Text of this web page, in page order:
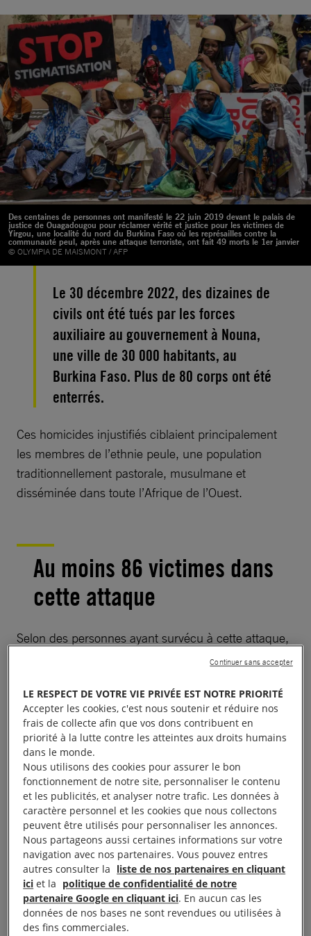
Des centaines de personnes ont manifesté le 22 juin 2019 devant le palais de
justice de Ouagadougou pour réclamer vérité et justice pour les victimes de
Yirgou, une localité du nord du Burkina Faso où les représailles contre la
communauté peul, après une attaque terroriste, ont fait 49 morts le 1er janvier
© OLYMPIA DE MAISMONT / AFP
Le 30 décembre 2022, des dizaines de
civils ont été tués par les forces
auxiliaire au gouvernement à Nouna,
une ville de 30 000 habitants, au
Burkina Faso. Plus de 80 corps ont été
enterrés.
Ces homicides injustifiés ciblaient principalement
les membres de l’ethnie peule, une population
traditionnellement pastorale, musulmane et
disséminée dans toute l’Afrique de l’Ouest.
Au moins 86 victimes dans
cette attaque
Selon des personnes ayant survécu à cette attaque,
ce sont des membres locaux d’une confrérie de
et agissant comme une milice auxiliaire, qui sont
allés de maison en maison,ouvrant le feu sur des
personnes incapables de s’échapper.
Les homicides commis à Nouna ont fait suite à une
attaque menée contre une base dozo et un poste de
gendarmerie par des combattants islamistes
quelques heures auparavant.
Le 2 janvier, le parquet local aouvert une
information judiciaire sur l’homicide de 28 civils
Or, des rescapés nous ont déclaré que le nombre de
victimes est beaucoup plus élevé. 86 corps au
LE RESPECT DE VOTRE VIE PRIVÉE EST NOTRE PRIORITÉ
Accepter les cookies, c'est nous soutenir et réduire nos
frais de collecte afin que vos dons contribuent en
priorité à la lutte contre les atteintes aux droits humains
dans le monde.
Nous utilisons des cookies pour assurer le bon
fonctionnement de notre site, personnaliser le contenu
et les publicités, et analyser notre trafic. Les données à
caractère personnel et les cookies que nous collectons
peuvent être utilisés pour personnaliser les annonces.
Nous partageons aussi certaines informations sur votre
navigation avec nos partenaires. Vous pouvez entres
autres consulter la liste de nos partenaires en cliquant
ici et la politique de confidentialité de notre
partenaire Google en cliquant ici. En aucun cas les
données de nos bases ne sont revendues ou utilisées à
des fins commerciales.
Continuer sans accepter